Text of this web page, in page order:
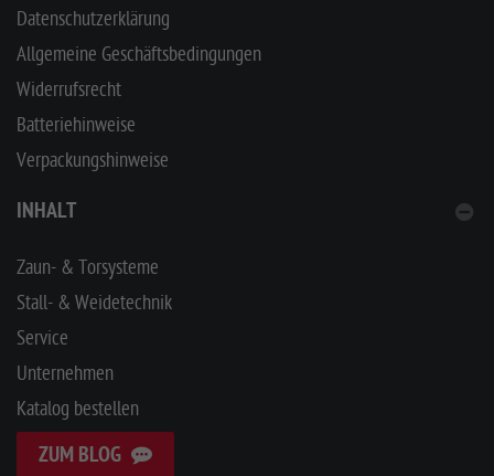
Datenschutzerklärung
Allgemeine Geschäftsbedingungen
Widerrufsrecht
Batteriehinweise
Verpackungshinweise
INHALT
Zaun- & Torsysteme
Stall- & Weidetechnik
Service
Unternehmen
Katalog bestellen
ZUM BLOG